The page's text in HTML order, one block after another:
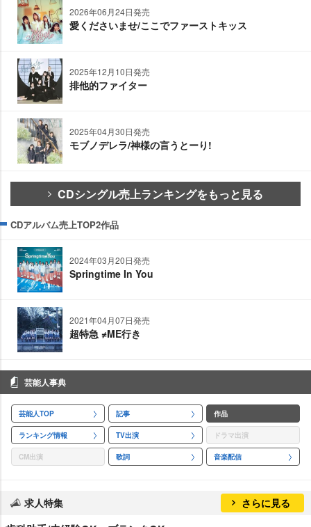
2026年06月24日発売
愛くださいませ/ここでファーストキッス
2025年12月10日発売
排他的ファイター
2025年04月30日発売
モブノデレラ/神様の言うとーり!
CDシングル売上ランキングをもっと見る
CDアルバム売上TOP2作品
2024年03月20日発売
Springtime In You
2021年04月07日発売
超特急 ≠ME行き
芸能人事典
芸能人TOP 記事 作品
ランキング情報 TV出演 ドラマ出演
CM出演 歌詞 音楽配信
求人特集 さらに見る